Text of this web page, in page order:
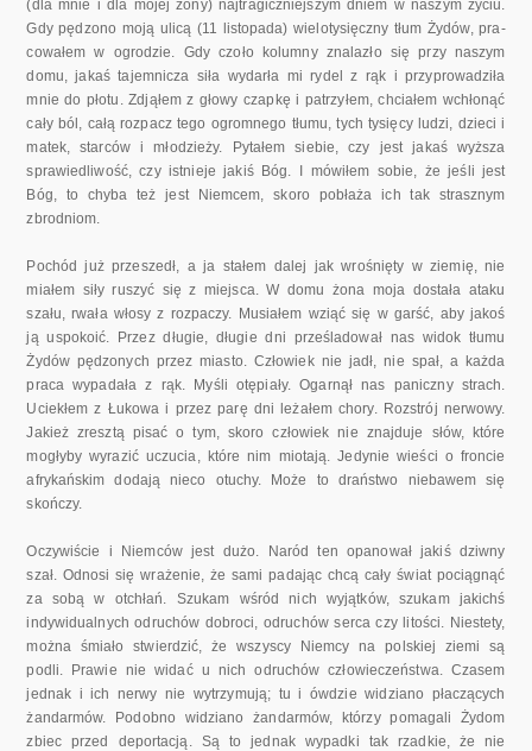
(dla mnie i dla mojej żony) najtragiczniejszym dniem w naszym życiu.
Gdy pędzono moją ulicą (11 listopada) wielotysięczny tłum Żydów, pra­
cowałem w ogrodzie. Gdy czoło kolumny znalazło się przy naszym
domu, jakaś tajemnicza siła wydarła mi rydel z rąk i przyprowadziła
mnie do płotu. Zdjąłem z głowy czapkę i patrzyłem, chciałem wchłonąć
cały ból, całą rozpacz tego ogromnego tłumu, tych tysięcy ludzi, dzieci i
matek, starców i młodzieży. Pytałem siebie, czy jest jakaś wyższa
sprawiedli­wość, czy istnieje jakiś Bóg. I mówiłem sobie, że jeśli jest
Bóg, to chyba też jest Niemcem, skoro pobłaża ich tak strasznym
zbrodniom.
Pochód już przeszedł, a ja stałem dalej jak wrośnięty w ziemię, nie
miałem siły ruszyć się z miejsca. W domu żona moja dostała ataku
szału, rwała włosy z rozpaczy. Musiałem wziąć się w garść, aby jakoś
ją uspo­koić. Przez długie, długie dni prześladował nas widok tłumu
Żydów pę­dzonych przez miasto. Człowiek nie jadł, nie spał, a każda
praca wypada­ła z rąk. Myśli otępiały. Ogarnął nas paniczny strach.
Uciekłem z Łuko­wa i przez parę dni leżałem chory. Rozstrój nerwowy.
Jakież zresztą pi­sać o tym, skoro człowiek nie znajduje słów, które
mogłyby wyrazić uczu­cia, które nim miotają. Jedynie wieści o froncie
afrykańskim dodają nieco otuchy. Może to draństwo niebawem się
skończy.
Oczywiście i Niemców jest dużo. Naród ten opanował jakiś dziwny
szał. Odnosi się wrażenie, że sami padając chcą cały świat pociągnąć
za sobą w otchłań. Szukam wśród nich wyjątków, szukam jakichś
indywi­dualnych odruchów dobroci, odruchów serca czy litości. Niestety,
można śmiało stwierdzić, że wszyscy Niemcy na polskiej ziemi są
podli. Prawie nie widać u nich odruchów człowieczeństwa. Czasem
jednak i ich nerwy nie wytrzymują; tu i ówdzie widziano płaczących
żandarmów. Podobno widziano żandarmów, którzy pomagali Żydom
zbiec przed deportacją. Są to jednak wypadki tak rzadkie, że nie